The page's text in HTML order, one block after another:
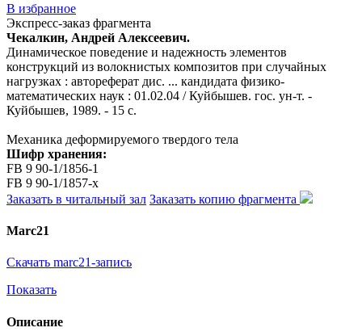
В избранное
Экспресс-заказ фрагмента
Чекалкин, Андрей Алексеевич.
Динамическое поведение и надежность элементов
конструкций из волокнистых композитов при случайных
нагрузках : автореферат дис. ... кандидата физико-
математических наук : 01.02.04 / Куйбышев. гос. ун-т. -
Куйбышев, 1989. - 15 с.
Механика деформируемого твердого тела
Шифр хранения:
FB 9 90-1/1856-1
FB 9 90-1/1857-x
Заказать в читальный зал Заказать копию фрагмента
Marc21
Скачать marc21-запись
Показать
Описание